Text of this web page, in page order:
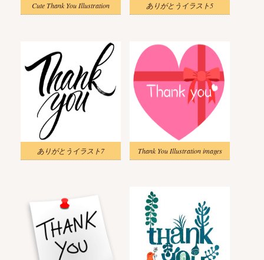
Cute Thank You Illustration ありがとうイラスト5
ありがとうイラスト7 Thank You Illustration images